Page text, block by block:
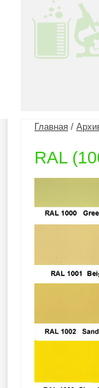
Главная /
RAL